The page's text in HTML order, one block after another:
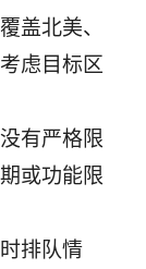
盖北美、
虑目标区
有严格限
或功能限
排队情